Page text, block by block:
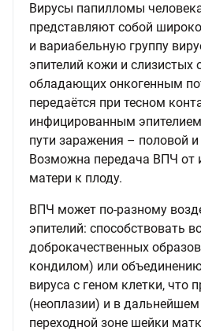
Вирусы папилломы
представляют собой
и вариабельную группу
эпителий кожи и слизистых
обладающих онкогенным
передаётся при тесном
инфицированным
пути заражения – половой
Возможна передача ВПЧ от
матери к плоду.
ВПЧ может по-разному
эпителий: способствовать
доброкачественных
кондилом) или
вируса с геном клетки, что
(неоплазии) и в
переходной зоне шейки